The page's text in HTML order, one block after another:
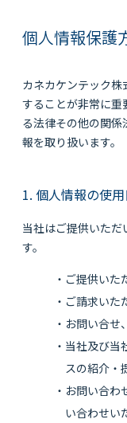
個人情報保護
カネカケンテック
することが非常に重
る法律その他の関
報を取り扱います。
1. 個人情報の使
当社はご提供いた
す。
・ご提供いた
・ご請求いた
・お問い合せ
・当社及び
スの紹介・
・お問い合
い合わせい